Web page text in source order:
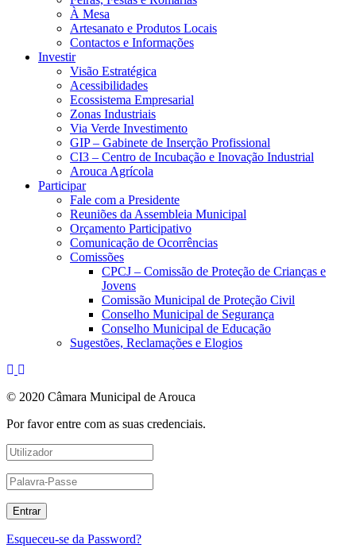
À Mesa
Artesanato e Produtos Locais
Contactos e Informações
Investir
Visão Estratégica
Acessibilidades
Ecossistema Empresarial
Zonas Industriais
Via Verde Investimento
GIP – Gabinete de Inserção Profissional
CI3 – Centro de Incubação e Inovação Industrial
Arouca Agrícola
Participar
Fale com a Presidente
Reuniões da Assembleia Municipal
Orçamento Participativo
Comunicação de Ocorrências
Comissões
CPCJ – Comissão de Proteção de Crianças e
Jovens
Comissão Municipal de Proteção Civil
Conselho Municipal de Segurança
Conselho Municipal de Educação
Sugestões, Reclamações e Elogios
© 2020 Câmara Municipal de Arouca
Por favor entre com as suas credenciais.
Esqueceu-se da Password?